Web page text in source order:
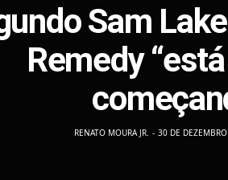
Sam
Remedy
RENATO MOURA JR. 30 DE